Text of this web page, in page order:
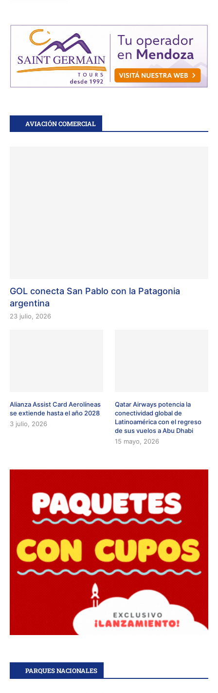
AVIACIÓN COMERCIAL
GOL conecta San Pablo con la Patagonia
argentina
23 julio, 2026
Alianza Assist Card Aerolíneas
se extiende hasta el año 2028
3 julio, 2026
Qatar Airways potencia la
conectividad global de
Latinoamérica con el regreso
de sus vuelos a Abu Dhabi
15 mayo, 2026
PARQUES NACIONALES